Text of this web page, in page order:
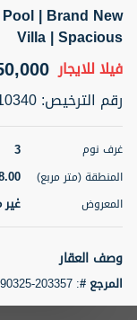
2701 ON RENT
شقةللإيجار 95,000 درهم
1
اسم الوسيط
KHANBHAI
SIRAJUDDIN
5 أشهر +
| Brand New
Villa | Spacious
فيلاللايجار 250,000
رقم الترخيص:
غرف نوم 3
المنطقة (متر مربع)
المعروض
وصف العقار
المرجع #:
203357
تصفية